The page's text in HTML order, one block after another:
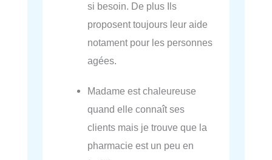
si besoin. De plus Ils
proposent toujours leur aide
notament pour les personnes
agées.
Madame est chaleureuse
quand elle connaît ses
clients mais je trouve que la
pharmacie est un peu en